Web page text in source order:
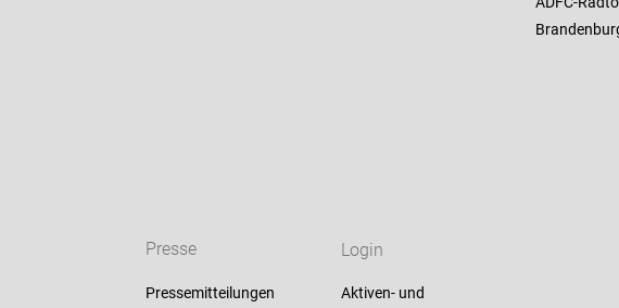
Presse
Pressemitteilungen
Login
Aktiven- und